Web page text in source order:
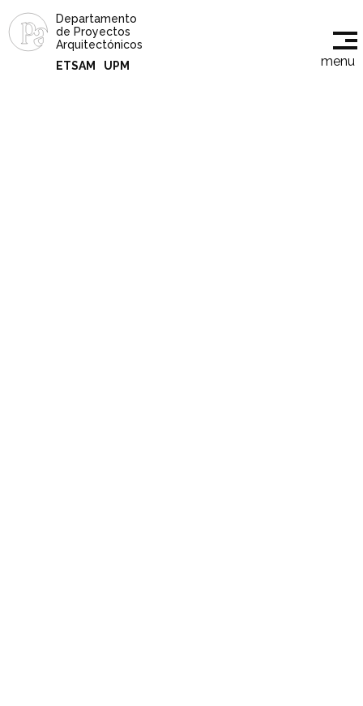
Departamento
de Proyectos
Arquitectónicos
ETSAM
UPM menu